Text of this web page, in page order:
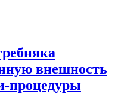
внешность
процедуры